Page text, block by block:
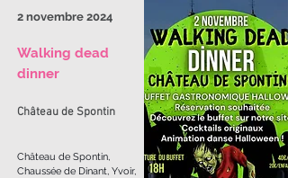
2 novembre 2024
Walking dead
dinner
Château de Spontin
Château de Spontin,
Chaussée de Dinant, Yvoir,